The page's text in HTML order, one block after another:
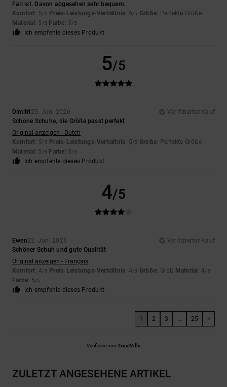
Fall ist. Davon abgesehen sehr bequem.
Komfort: 5/5 Preis-Leistungs-Verhältnis: 5/5 Größe: Perfekte Größe
Material : 5 /5 Farbe: 5/5
Ich empfehle dieses Produkt
5/5
Dimitri 25. Juni 2026
Verifizierter Kauf
Schöne Schuhe, die Größe passt perfekt
Original anzeigen - Dutch
Komfort: 5/5 Preis-Leistungs-Verhältnis: 5/5 Größe: Perfekte Größe
Material : 5 /5 Farbe: 5/5
Ich empfehle dieses Produkt
4/5
Ewen22. Juni 2026
Verifizierter Kauf
Schöner Schuh und gute Qualität
Original anzeigen - Français
Komfort: 4/5 Preis-Leistungs-Verhältnis: 4/5 Größe: Groß Material : 4/5
Farbe: 5/5
Ich empfehle dieses Produkt
1 2 3 ... 25 >
Verifiziert von TrustVille
ZULETZT ANGESEHENE ARTIKEL